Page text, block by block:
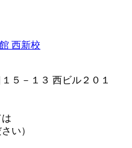
５－１３ 西ビル２０１
い）